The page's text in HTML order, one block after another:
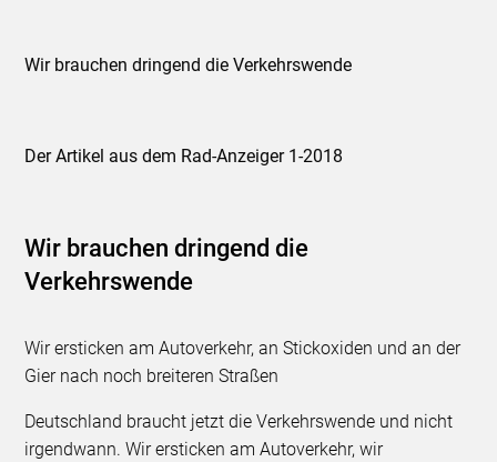
Wir brauchen dringend die Verkehrswende
Der Artikel aus dem Rad-Anzeiger 1-2018
Wir brauchen dringend die
Verkehrswende
Wir ersticken am Autoverkehr, an Stickoxiden und an der
Gier nach noch breiteren Straßen
Deutschland braucht jetzt die Verkehrswende und nicht
irgendwann. Wir ersticken am Autoverkehr, wir